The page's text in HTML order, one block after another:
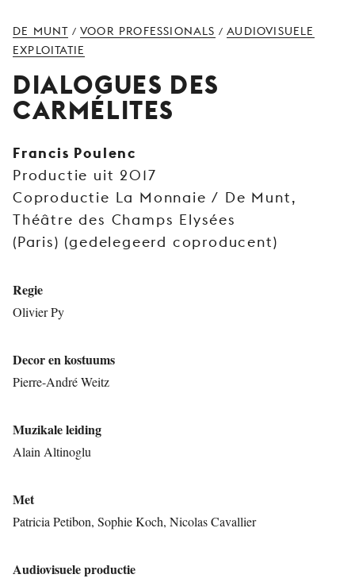
DE
DE MUNT /VOOR PROFESSIONALS /AUDIOVISUELE
EXPLOITATIE
DIALOGUES DES
CARMÉLITES
Francis Poulenc
Productie uit 2017
Coproductie La Monnaie / De Munt,
Théâtre des Champs Elysées
(Paris) (gedelegeerd coproducent)
Regie
Olivier Py
Decor en kostuums
Pierre-André Weitz
Muzikale leiding
Alain Altinoglu
Met
Patricia Petibon, Sophie Koch, Nicolas Cavallier
Audiovisuele productie